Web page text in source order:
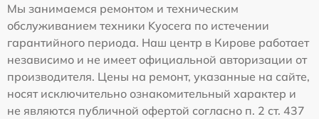
Мы занимаемся ремонтом и техническим
обслуживанием техники Kyocera по истечении
гарантийного периода. Наш центр в Кирове работает
независимо и не имеет официальной авторизации от
производителя. Цены на ремонт, указанные на сайте,
носят исключительно ознакомительный характер и
не являются публичной офертой согласно п. 2 ст. 437